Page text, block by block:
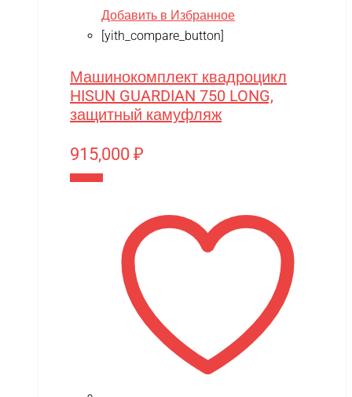
Добавить в Избранное
[yith_compare_button]
Машинокомплект квадроцикл
HISUN GUARDIAN 750 LONG,
защитный камуфляж
915,000 ₽